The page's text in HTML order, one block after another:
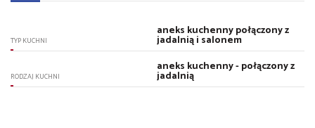
TYP KUCHNI
aneks kuchenny połączony z
jadalnią i salonem
RODZAJ KUCHNI
aneks kuchenny - połączony z
jadalnią